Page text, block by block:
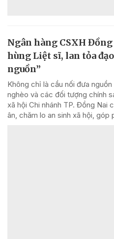
Ngân hàng CSXH
hùng Liệt sĩ, lan tỏa
nguồn”
Không chỉ là cầu nối đưa
nghèo và các đối tượng chính
xã hội Chi nhánh TP. Đồng Nai
ân, chăm lo an sinh xã hội, góp